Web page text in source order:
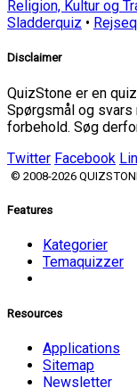
Religion, Kultur og
Sladderquiz •
Disclaimer
QuizStone er en
Spørgsmål og
forbehold. Søg
Twitter Facebook
© 2008-2026
Features
Kategorier
Temaquizzer
Resources
Applications
Sitemap
Newsletter